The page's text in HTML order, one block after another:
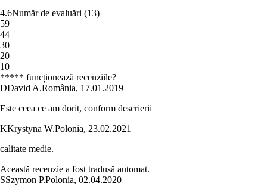
4.6Număr de evaluări (13)
59
44
30
20
10
***** funcționează recenziile?
DDavid A.România, 17.01.2019
Este ceea ce am dorit, conform descrierii
KKrystyna W.Polonia, 23.02.2021
calitate medie.
Această recenzie a fost tradusă automat.
SSzymon P.Polonia, 02.04.2020